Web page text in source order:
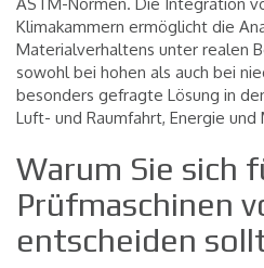
Klimakammern ermöglicht die
Materialverhaltens unter realen
sowohl bei hohen als auch bei
besonders gefragte Lösung in
Luft- und Raumfahrt, Energie
Warum Sie sich
Prüfmaschinen
entscheiden